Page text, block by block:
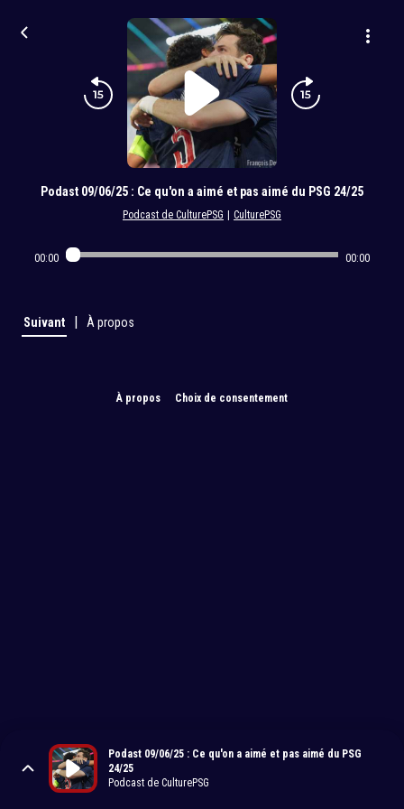
Podast 09/06/25 : Ce qu'on a aimé et pas aimé du PSG 24/25
Podcast de CulturePSG CulturePSG
00:00 00:00
Suivant | À propos
À propos Choix de consentement
Podast 09/06/25 : Ce qu'on a aimé et pas aimé du PSG
24/25
Podcast de CulturePSG